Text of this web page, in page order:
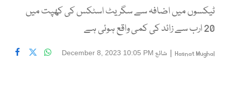
ٹیکسوں میں اضافہ سے سگریٹ اسٹکس کی کھپت میں
20 ارب سے زائد کی کمی واقع ہوئی ہے
Hasnat Mughal
| شائع December 8, 2023 10:05 PM